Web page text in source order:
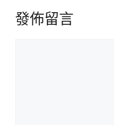
發佈留言